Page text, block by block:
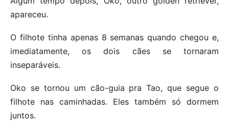
apareceu.
O filhote tinha apenas 8 semanas quando chegou e,
imediatamente, os dois cães se tornaram
inseparáveis.
Oko se tornou um cão-guia pra Tao, que segue o
filhote nas caminhadas. Eles também só dormem
juntos.